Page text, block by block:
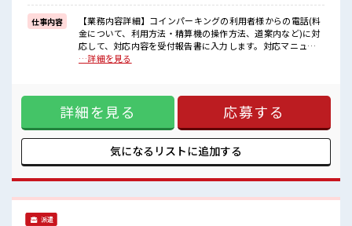
■職場の雰囲気
キバツ過ぎなければ髪色・髪型は自由！
あなたの個性を大事にできます♪
仕事の合間の息抜きは休憩室で♪
仕事内容
【業務内容詳細】コインパーキングの利用者様からの電話(料
金について、利用方法・精算機の操作方法、道案内など)に対
応して、対応内容を受付報告書に入力します。対応マニュア
ルあり。【取扱製品情報】駐車場・コインパーキング経営 ■
≪無理なく働ける≫ 場合によってはお願いすることもありま
すが、 残業はほとんどナシ！ ≪ヘアカラーOKで自由な雰囲
気の職場≫ 明るすぎたり奇抜でなければ基本的に自由！ (規
定有)≪未経験の方も大カンゲイ≫ 新しいことにチャレンジす
るのは不安だけど、 しっかり働く環境が整っています！ イチ
からスキルUP・ステップUP目指していきましょう！ ■職場
性を大事にできます♪ 仕事の合間の息抜きは休憩室で♪ ロッ
カーあり！ 安心してお仕事に集中♪
…詳細を見る
詳細を見る 応募する
気になるリストに追加する
派遣